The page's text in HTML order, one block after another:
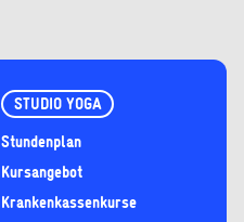
STUDIO YOGA
Stundenplan
Kursangebot
Krankenkassenkurse